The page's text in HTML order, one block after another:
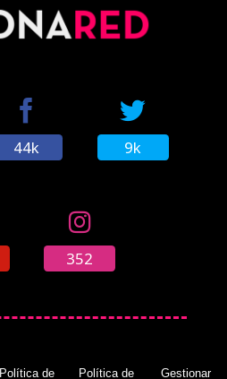
44k 9k
352
Política de
Política de
Gestionar